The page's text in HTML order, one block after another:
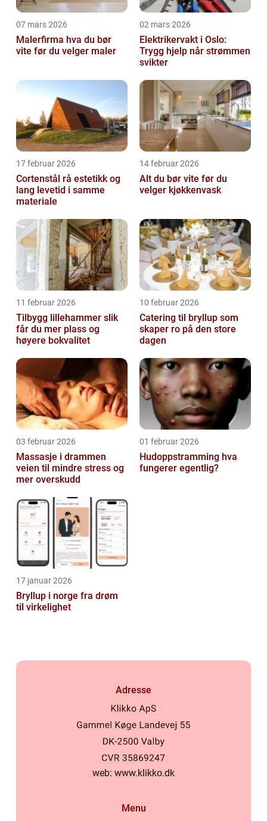
07 mars 2026
Malerfirma hva du bør
vite før du velger maler
02 mars 2026
Elektrikervakt i Oslo:
Trygg hjelp når strømmen
svikter
17 februar 2026
Cortenstål rå estetikk og
lang levetid i samme
materiale
14 februar 2026
Alt du bør vite før du
velger kjøkkenvask
11 februar 2026
Tilbygg lillehammer slik
får du mer plass og
høyere bokvalitet
10 februar 2026
Catering til bryllup som
skaper ro på den store
dagen
03 februar 2026
Massasje i drammen
veien til mindre stress og
mer overskudd
01 februar 2026
Hudoppstramming hva
fungerer egentlig?
17 januar 2026
Bryllup i norge fra drøm
til virkelighet
Adresse
web: www.klikko.dk
Menu